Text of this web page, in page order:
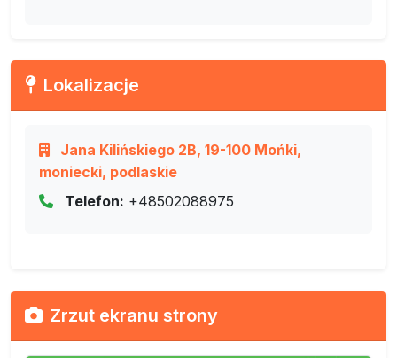
Lokalizacje
Jana Kilińskiego 2B, 19-100 Mońki,
moniecki, podlaskie
Telefon: +48502088975
Zrzut ekranu strony